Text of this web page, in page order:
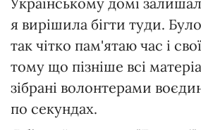
я вирішила бігти туди.
так чітко пам'ятаю час і
тому що пізніше всі
зібрані волонтерами
по секундах.